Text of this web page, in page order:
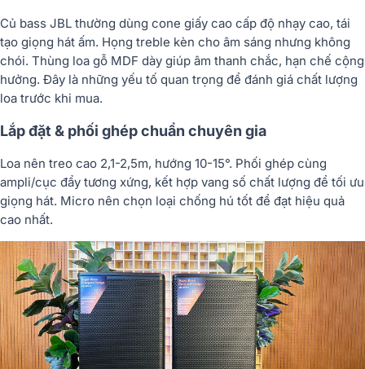
Củ bass JBL thường dùng cone giấy cao cấp độ nhạy cao, tái
tạo giọng hát ấm. Họng treble kèn cho âm sáng nhưng không
chói. Thùng loa gỗ MDF dày giúp âm thanh chắc, hạn chế cộng
hưởng. Đây là những yếu tố quan trọng để đánh giá chất lượng
loa trước khi mua.
Lắp đặt & phối ghép chuẩn chuyên gia
Loa nên treo cao 2,1-2,5m, hướng 10-15°. Phối ghép cùng
ampli/cục đẩy tương xứng, kết hợp vang số chất lượng để tối ưu
giọng hát. Micro nên chọn loại chống hú tốt để đạt hiệu quả
cao nhất.